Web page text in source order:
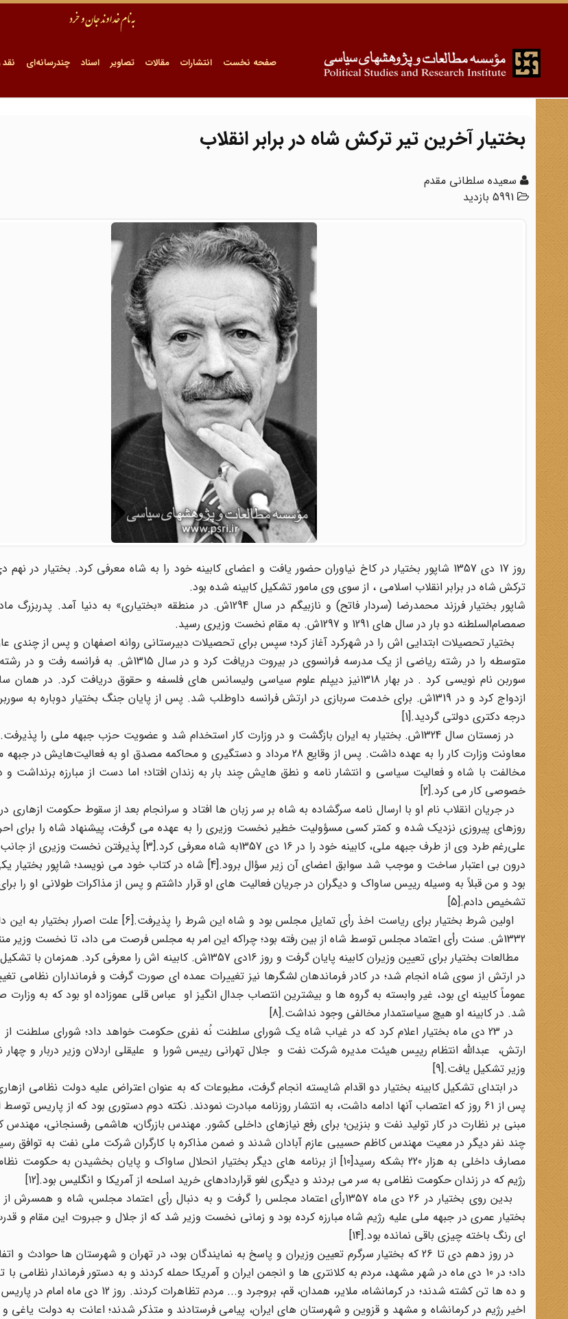
صفحه نخست انتشارات مقالات تصاویر اسناد چندرسانه‌ای
بختیار آخرین تیر ترکش شاه در برابر انقلاب
سعیده سلطانی مقدم
روز 17 دی 1357 شاپور بختیار در کاخ نیاوران حضور یافت و اعضای کابینه خود را به شاه معرفی کرد. بختیار در
ترکش شاه در برابر انقلاب اسلامی ، از سوی وی مامور تشکیل کابینه شده بود.
شاپور بختیار فرزند محمدرضا (سردار فاتح) و نازبیگم در سال 1294ش. در منطقه «بختیاری» به
صمصام‌السلطنه دو بار در سال های 1291 و 1297ش. به مقام نخست وزیری رسید.
بختیار تحصیلات ابتدایی اش را در شهرکرد آغاز کرد؛ سپس برای تحصیلات دبیرستانی روانه اصفهان و پس از چندی
متوسطه را در رشته ریاضی از یک مدرسه فرانسوی در بیروت دریافت کرد و
سوربن نام نویسی کرد . در بهار 1318نیز دیپلم علوم سیاسی ولیسانس های فلسفه و حقوق دریافت کرد.
ازدواج کرد و در 1319ش. برای خدمت سربازی در ارتش فرانسه داوطلب شد. پس از پایان جنگ بختیار دوباره به
درجه دکتری دولتی گردید.[1]
در زمستان سال 1324ش. بختیار به ایران بازگشت و در وزارت کار استخدام شد و عضویت حزب جبهه ملی را
معاونت وزارت کار را به عهده داشت. پس از وقایع 28 مرداد و دستگیری و محاکمه مصدق او به
مخالفت با شاه و فعالیت سیاسی و انتشار نامه و نطق هایش چند بار به زندان افتاد؛ اما دست از مبارزه برنداشت و
خصوصی کار می کرد.[2]
در جریان انقلاب نام او با ارسال نامه سرگشاده به شاه بر سر زبان ها افتاد و سرانجام بعد از سقوط حکومت ازهاری
روزهای پیروزی نزدیک شده و کمتر کسی مسؤولیت خطیر نخست وزیری را به عهده می گرفت، پیشنهاد شاه را برای
علی‌رغم طرد وی از طرف جبهه ملی، کابینه خود را در 16 دی 1357به شاه معرفی
درون بی اعتبار ساخت و موجب شد سوابق اعضای آن زیر سؤال برود.[4] شاه در کتاب خود می
بود و من قبلاً به وسیله رییس ساواک و دیگران در جریان فعالیت های او قرار داشتم و پس از مذاکرات طولانی او را
تشخیص دادم.[5]
اولین شرط بختیار برای ریاست اخذ رأی تمایل مجلس بود و شاه این شرط
1332ش. سنت رأی اعتماد مجلس توسط شاه از بین رفته بود؛ چراکه این امر به مجلس فرصت می داد، تا نخست وزیر منتخب شاه را رد کند.[7]
مطالعات بختیار برای تعیین وزیران کابینه پایان گرفت و روز 16دی 1357ش. کابینه اش را
در ارتش از سوی شاه انجام شد؛ در کادر فرماندهان لشگرها نیز تغییرات عمده ای صورت گرفت و فرمانداران نظامی
عموماً کابینه ای بود، غیر وابسته به گروه ها و بیشترین انتصاب جدال انگیز او عباس قلی عموزاده او بود که به
شد. در کابینه او هیچ سیاستمدار مخالفی وجود نداشت.[8]
در 23 دی ماه بختیار اعلام کرد که در غیاب شاه یک شورای سلطنت نُه نفری حکومت خواهد داد؛ شورای سلطنت
ارتش، عبدالله انتظام رییس هیئت مدیره شرکت نفت و جلال تهرانی رییس شورا و علیقلی اردلان وزیر دربار و
وزیر تشکیل یافت.[9]
در ابتدای تشکیل کابینه بختیار دو اقدام شایسته انجام گرفت، مطبوعات که به عنوان اعتراض علیه دولت نظامی
پس از 61 روز که اعتصاب آنها ادامه داشت، به انتشار روزنامه مبادرت نمودند. نکته دوم دستوری بود که از پاریس
مبنی بر نظارت در کار تولید نفت و بنزین؛ برای رفع نیازهای داخلی کشور. مهندس بازرگان، هاشمی رفسنجانی، مهندس
چند نفر دیگر در معیت مهندس کاظم حسیبی عازم آبادان شدند و ضمن مذاکره با کارگران شرکت ملی نفت به توافق
رژیم که در زندان حکومت نظامی به سر می بردند و دیگری لغو قراردادهای خرید اسلحه از آمریکا و انگلیس بود.[12]
بختیار عمری در جبهه ملی علیه رژیم شاه مبارزه کرده بود و زمانی نخست وزیر شد که از جلال و جبروت این مقام و
ای رنگ باخته چیزی باقی نمانده بود.[14]
در روز دهم دی تا 26 که بختیار سرگرم تعیین وزیران و پاسخ به نمایندگان بود، در تهران و شهرستان ها حوادث و
داد؛ در 10 دی ماه در شهر مشهد، مردم به کلانتری ها و انجمن ایران و آمریکا حمله کردند و به دستور فرماندار نظامی
و ده ها تن کشته شدند؛ در کرمانشاه، ملایر، همدان، قم، بروجرد
اخیر رژیم در کرمانشاه و مشهد و قزوین و شهرستان های ایران، پیامی فرستادند و متذکر شدند؛ اعانت به دولت یاغی